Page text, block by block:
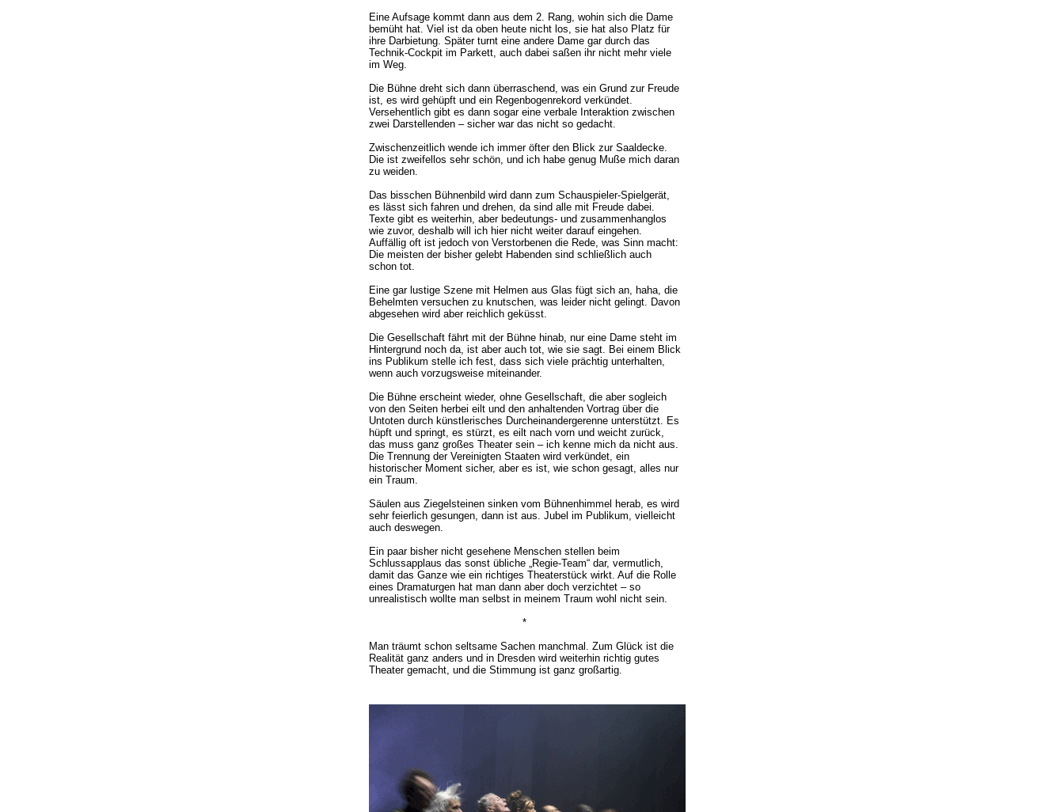
Eine Aufsage kommt dann aus dem 2. Rang, wohin sich die Dame
bemüht hat. Viel ist da oben heute nicht los, sie hat also Platz für
ihre Darbietung. Später turnt eine andere Dame gar durch das
Technik-Cockpit im Parkett, auch dabei saßen ihr nicht mehr viele
im Weg.
Die Bühne dreht sich dann überraschend, was ein Grund zur Freude
ist, es wird gehüpft und ein Regenbogenrekord verkündet.
Versehentlich gibt es dann sogar eine verbale Interaktion zwischen
zwei Darstellenden – sicher war das nicht so gedacht.
Zwischenzeitlich wende ich immer öfter den Blick zur Saaldecke.
Die ist zweifellos sehr schön, und ich habe genug Muße mich daran
zu weiden.
Das bisschen Bühnenbild wird dann zum Schauspieler-Spielgerät,
es lässt sich fahren und drehen, da sind alle mit Freude dabei.
Texte gibt es weiterhin, aber bedeutungs- und zusammenhanglos
wie zuvor, deshalb will ich hier nicht weiter darauf eingehen.
Auffällig oft ist jedoch von Verstorbenen die Rede, was Sinn macht:
Die meisten der bisher gelebt Habenden sind schließlich auch
schon tot.
Eine gar lustige Szene mit Helmen aus Glas fügt sich an, haha, die
Behelmten versuchen zu knutschen, was leider nicht gelingt. Davon
abgesehen wird aber reichlich geküsst.
Die Gesellschaft fährt mit der Bühne hinab, nur eine Dame steht im
Hintergrund noch da, ist aber auch tot, wie sie sagt. Bei einem Blick
ins Publikum stelle ich fest, dass sich viele prächtig unterhalten,
wenn auch vorzugsweise miteinander.
Die Bühne erscheint wieder, ohne Gesellschaft, die aber sogleich
von den Seiten herbei eilt und den anhaltenden Vortrag über die
Untoten durch künstlerisches Durcheinandergerenne unterstützt. Es
hüpft und springt, es stürzt, es eilt nach vorn und weicht zurück,
das muss ganz großes Theater sein – ich kenne mich da nicht aus.
Die Trennung der Vereinigten Staaten wird verkündet, ein
historischer Moment sicher, aber es ist, wie schon gesagt, alles nur
ein Traum.
Säulen aus Ziegelsteinen sinken vom Bühnenhimmel herab, es wird
sehr feierlich gesungen, dann ist aus. Jubel im Publikum, vielleicht
auch deswegen.
Ein paar bisher nicht gesehene Menschen stellen beim
Schlussapplaus das sonst übliche „Regie-Team“ dar, vermutlich,
damit das Ganze wie ein richtiges Theaterstück wirkt. Auf die Rolle
eines Dramaturgen hat man dann aber doch verzichtet – so
unrealistisch wollte man selbst in meinem Traum wohl nicht sein.
*
Man träumt schon seltsame Sachen manchmal. Zum Glück ist die
Realität ganz anders und in Dresden wird weiterhin richtig gutes
Theater gemacht, und die Stimmung ist ganz großartig.